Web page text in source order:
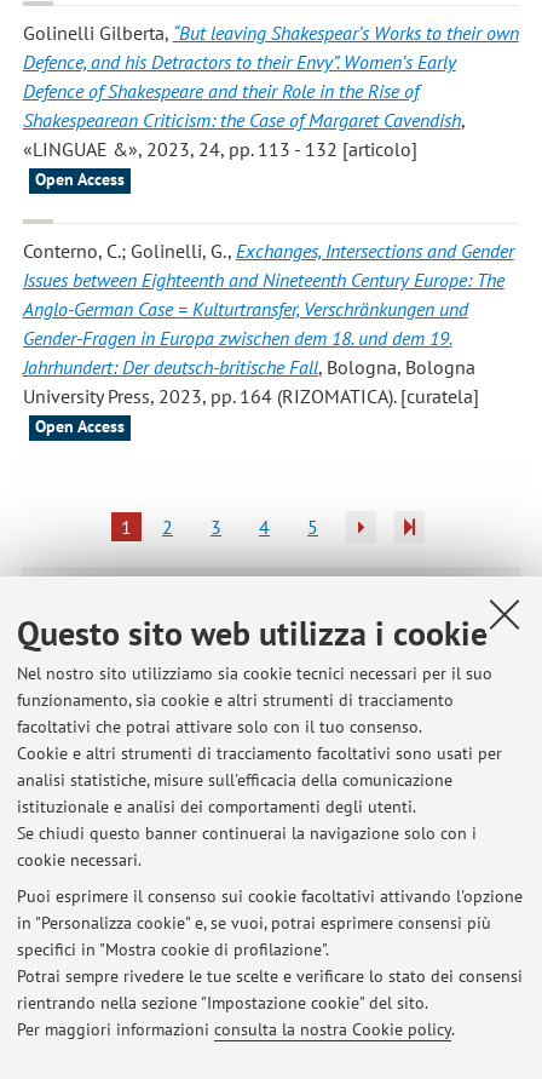
Questo sito web utilizza i cookie
Nel nostro sito utilizziamo sia cookie tecnici necessari per il suo
funzionamento, sia cookie e altri strumenti di tracciamento
facoltativi che potrai attivare solo con il tuo consenso.
Cookie e altri strumenti di tracciamento facoltativi sono usati per
analisi statistiche, misure sull'efficacia della comunicazione
istituzionale e analisi dei comportamenti degli utenti.
Se chiudi questo banner continuerai la navigazione solo con i
cookie necessari.
Puoi esprimere il consenso sui cookie facoltativi attivando l'opzione
in "Personalizza cookie" e, se vuoi, potrai esprimere consensi più
specifici in "Mostra cookie di profilazione".
Potrai sempre rivedere le tue scelte e verificare lo stato dei consensi
rientrando nella sezione "Impostazione cookie" del sito.
Per maggiori informazioni consulta la nostra Cookie policy.
Golinelli Gilberta, “But leaving Shakespear’s Works to their own
Defence, and his Detractors to their Envy”. Women’s Early
Defence of Shakespeare and their Role in the Rise of
Shakespearean Criticism: the Case of Margaret Cavendish,
«LINGUAE &», 2023, 24, pp. 113 - 132 [articolo]
Open Access
Conterno, C.; Golinelli, G., Exchanges, Intersections and Gender
Issues between Eighteenth and Nineteenth Century Europe: The
Anglo-German Case = Kulturtransfer, Verschränkungen und
Gender-Fragen in Europa zwischen dem 18. und dem 19.
Jahrhundert: Der deutsch-britische Fall, Bologna, Bologna
University Press, 2023, pp. 164 (RIZOMATICA). [curatela]
Open Access
1 2 3 4 5
Ultimi avvisi
Ricevimento Mercoledì 22 Luglio avverrà dalle 10 alle 12 in
modalità online
Pubblicato il: 21 luglio 2026
Spostamento Orario di ricevimento a Martedì 14 luglio online ore
9:30-11:30
Pubblicato il: 13 luglio 2026
Sospensione orario di ricevimento mercoledì 8 luglio
Pubblicato il: 08 luglio 2026